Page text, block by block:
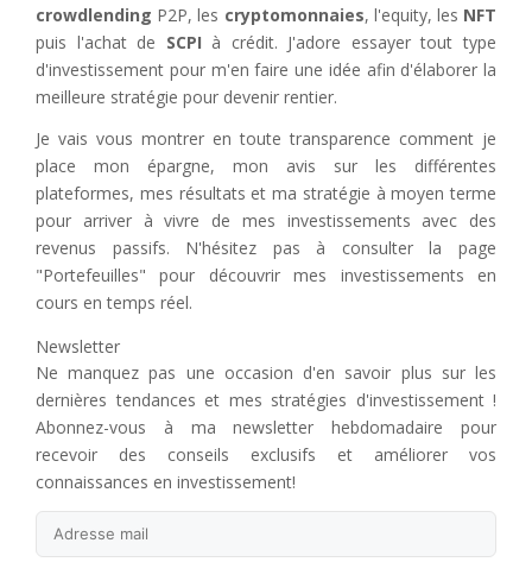
crowdlending P2P, les cryptomonnaies, l'equity, les NFT
puis l'achat de SCPI à crédit. J'adore essayer tout type
d'investissement pour m'en faire une idée afin d'élaborer la
meilleure stratégie pour devenir rentier.
Je vais vous montrer en toute transparence comment je
place mon épargne, mon avis sur les différentes
plateformes, mes résultats et ma stratégie à moyen terme
pour arriver à vivre de mes investissements avec des
revenus passifs. N'hésitez pas à consulter la page
"Portefeuilles" pour découvrir mes investissements en
cours en temps réel.
Newsletter
Ne manquez pas une occasion d'en savoir plus sur les
dernières tendances et mes stratégies d'investissement !
Abonnez-vous à ma newsletter hebdomadaire pour
recevoir des conseils exclusifs et améliorer vos
connaissances en investissement!